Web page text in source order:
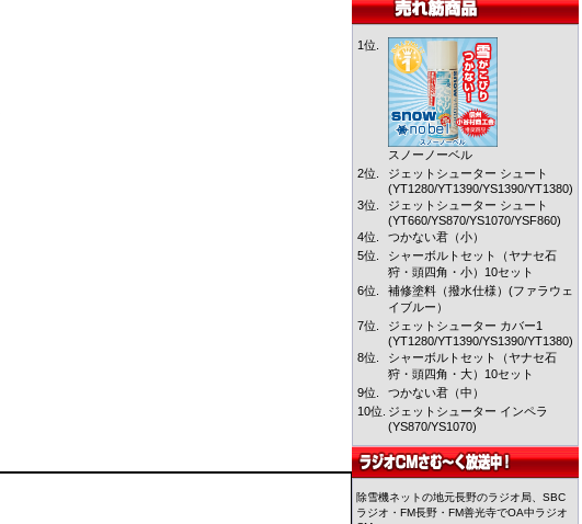
1位.
スノーノーベル
2位.
ジェットシューター シュート
(YT1280/YT1390/YS1390/YT1380)
3位.
ジェットシューター シュート
(YT660/YS870/YS1070/YSF860)
4位.
つかない君（小）
5位.
シャーボルトセット（ヤナセ石
狩・頭四角・小）10セット
6位.
補修塗料（撥水仕様）(ファラウェ
イブルー）
7位.
ジェットシューター カバー1
(YT1280/YT1390/YS1390/YT1380)
8位.
シャーボルトセット（ヤナセ石
狩・頭四角・大）10セット
9位.
つかない君（中）
10位. ジェットシューター インペラ
(YS870/YS1070)
除雪機ネットの地元長野のラジオ局、SBC
ラジオ・FM長野・FM善光寺でOA中ラジオ